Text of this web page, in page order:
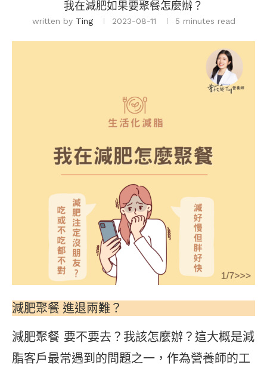
我在減肥如果要聚餐怎麼辦？
written by Ting 2023-08-11 5 minutes read
減肥聚餐 進退兩難？
減肥聚餐 要不要去？我該怎麼辦？這大概是減
脂客戶最常遇到的問題之一，作為營養師的工